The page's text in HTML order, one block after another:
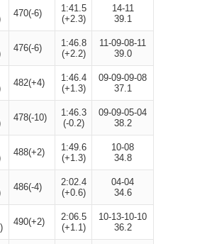
470(-6)
1:41.5
(+2.3)
14-11
39.1
476(-6)
1:46.8
(+2.2)
11-09-08-11
39.0
482(+4)
1:46.4
(+1.3)
09-09-09-08
37.1
478(-10)
1:46.3
(-0.2)
09-09-05-04
38.2
488(+2)
1:49.6
(+1.3)
10-08
34.8
486(-4)
2:02.4
(+0.6)
04-04
34.6
490(+2)
2:06.5
(+1.1)
10-13-10-10
36.2